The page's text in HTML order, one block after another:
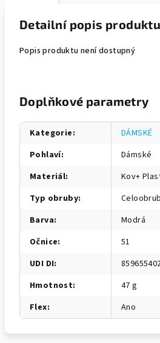
Detailní popis produktu
Popis produktu není dostupný
Doplňkové parametry
Kategorie:
DÁMSKÉ
Pohlaví:
Dámské
Materiál:
Kov+
Typ obruby:
Barva:
Modrá
Očnice:
51
UDI DI:
Hmotnost:
47 g
Flex: Ano